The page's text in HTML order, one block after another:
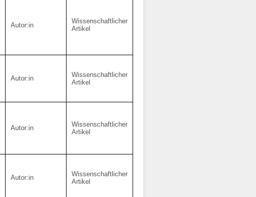
Autor:in
Wissenschaftlicher
Artikel
Autor:in
Wissenschaftlicher
Artikel
Autor:in
Wissenschaftlicher
Artikel
Autor:in
Wissenschaftlicher
Artikel